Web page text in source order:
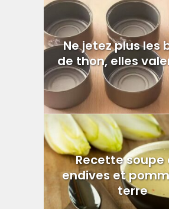
Ne jetez plus les
de thon, elles
Recette soupe
endives et
terre